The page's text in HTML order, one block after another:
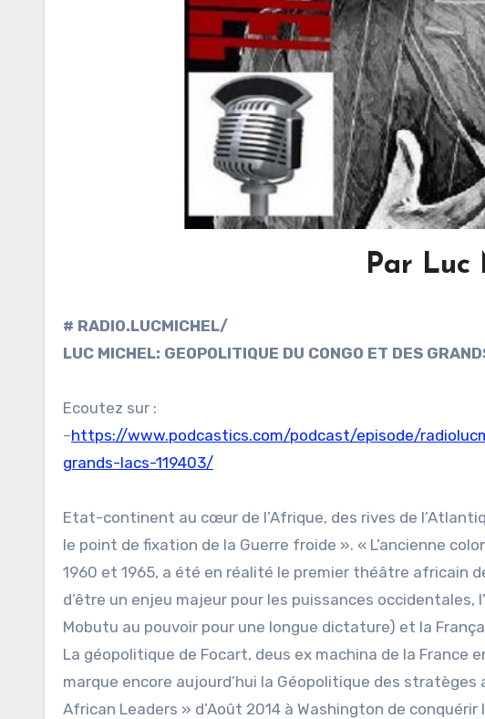
Par Luc
# RADIO.LUCMICHEL/
LUC MICHEL: GEOPOLITIQUE DU CONGO ET DES
Ecoutez sur :
–https://www.podcastics.com/podcast/episode/
grands-lacs-119403/
Etat-continent au cœur de l’Afrique, des rives de
le point de fixation de la Guerre froide ». « L’ancienne
1960 et 1965, a été en réalité le premier théâtre africain
d’être un enjeu majeur pour les puissances
Mobutu au pouvoir pour une longue dictature) et la
La géopolitique de Focart, deus ex machina de la France
marque encore aujourd’hui la Géopolitique des
African Leaders » d’Août 2014 à Washington de